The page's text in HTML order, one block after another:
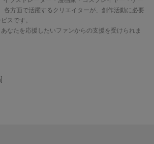
各方面で活躍するクリエイターが、創作活動に必要
スです。
なたを応援したいファンからの支援を受けられま